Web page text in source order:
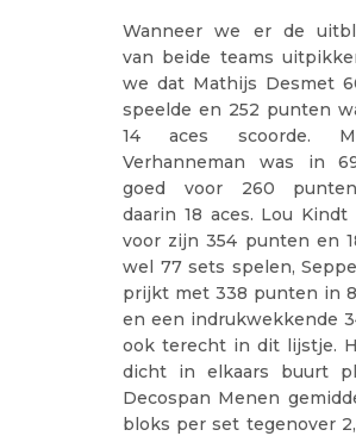
Wanneer we er de
van beide teams
we dat Mathijs Desmet
speelde en 252 punten
14 aces scoorde.
Verhanneman was in
goed voor 260
daarin 18 aces. Lou Kindt
voor zijn 354 punten en
wel 77 sets spelen,
prijkt met 338 punten in
en een indrukwekkende
ook terecht in dit lijstje.
dicht in elkaars buurt
Decospan Menen
bloks per set tegenover